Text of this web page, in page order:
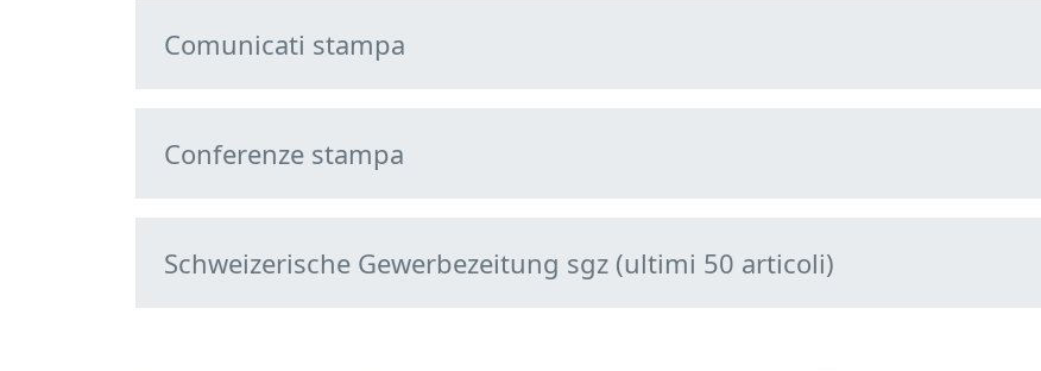
Comunicati stampa
Conferenze stampa
Schweizerische Gewerbezeitung sgz (ultimi 50 articoli)